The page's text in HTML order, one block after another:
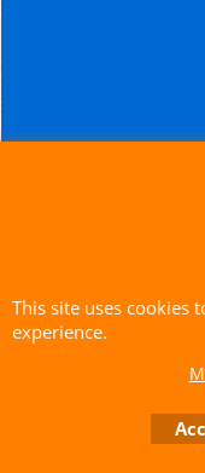
To create online
This site uses cookies
experience.